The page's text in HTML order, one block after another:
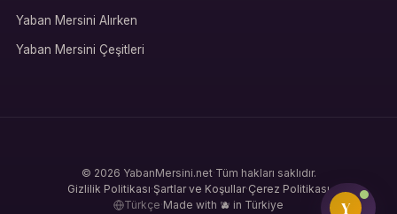
Yaban Mersini Alırken
Yaban Mersini Çeşitleri
© 2026 YabanMersini.net·Tüm hakları saklıdır.
Gizlilik Politikası·Şartlar ve Koşullar·Çerez Politikası
Türkçe·Made with 🫐 in Türkiye Y